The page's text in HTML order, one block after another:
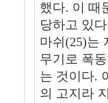
했다. 이 때
당하고 있
마쉬(25)는
무기로 폭
는 것이다.
의 고지라